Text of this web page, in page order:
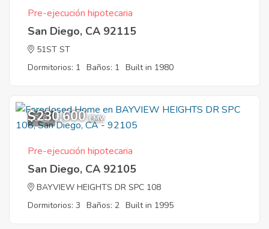
Pre-ejecución hipotecaria
San Diego, CA 92115
51ST ST
Dormitorios: 1 Baños: 1 Built in 1980
6
$230,600 EMV
Pre-ejecución hipotecaria
San Diego, CA 92105
BAYVIEW HEIGHTS DR SPC 108
Dormitorios: 3 Baños: 2 Built in 1995